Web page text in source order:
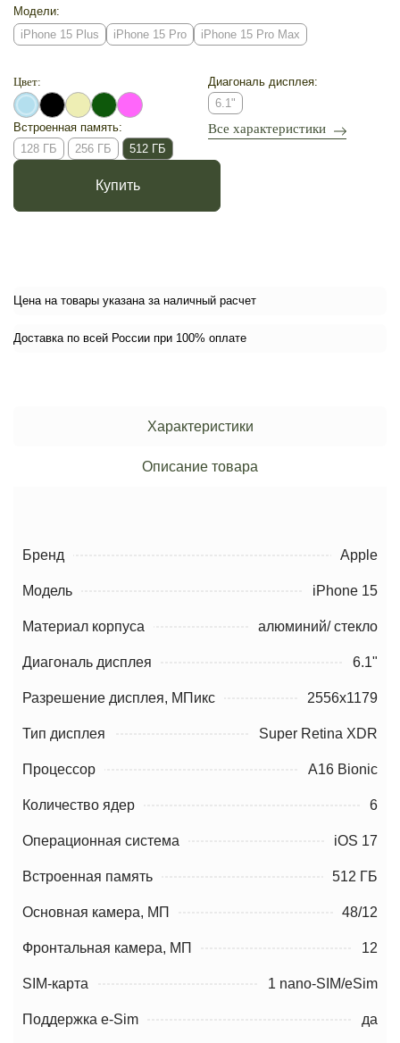
Модели:
iPhone 15 Plus
iPhone 15 Pro iPhone 15 Pro Max
Цвет:
Диагональ дисплея:
6.1"
Встроенная память:
128 ГБ
256 ГБ 512 ГБ
Все характеристики
Купить
Цена на товары указана за наличный расчет
Доставка по всей России при 100% оплате
Характеристики
Описание товара
Бренд Apple
Модель iPhone 15
Материал корпуса алюминий/ стекло
Диагональ дисплея 6.1"
Разрешение дисплея, МПикс 2556x1179
Тип дисплея Super Retina XDR
Процессор A16 Bionic
Количество ядер 6
Операционная система iOS 17
Встроенная память 512 ГБ
Основная камера, МП 48/12
Фронтальная камера, МП 12
SIM-карта 1 nano-SIM/eSim
Поддержка e-Sim да